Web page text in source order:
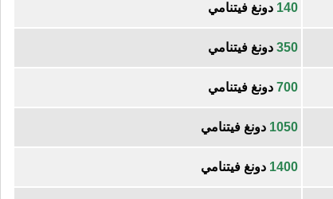
140 دونغ فيتنامي
350 دونغ فيتنامي
700 دونغ فيتنامي
1050 دونغ فيتنامي
1400 دونغ فيتنامي